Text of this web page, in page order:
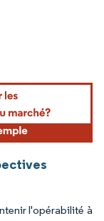
attribution sous CC BY
l'opérabilité à